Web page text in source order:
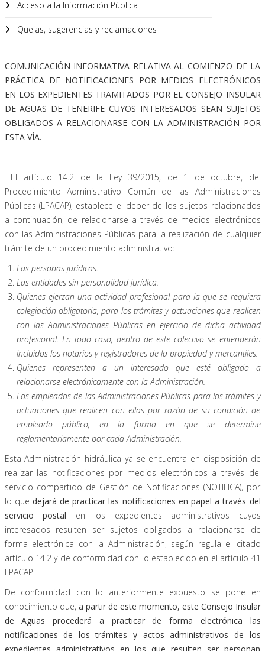
Acceso a la Información Pública
Quejas, sugerencias y reclamaciones
COMUNICACIÓN INFORMATIVA RELATIVA AL COMIENZO DE LA
PRÁCTICA DE NOTIFICACIONES POR MEDIOS ELECTRÓNICOS
EN LOS EXPEDIENTES TRAMITADOS POR EL CONSEJO INSULAR
DE AGUAS DE TENERIFE CUYOS INTERESADOS SEAN SUJETOS
OBLIGADOS A RELACIONARSE CON LA ADMINISTRACIÓN POR
ESTA VÍA.
El artículo 14.2 de la Ley 39/2015, de 1 de octubre, del
Procedimiento Administrativo Común de las Administraciones
Públicas (LPACAP), establece el deber de los sujetos relacionados
a continuación, de relacionarse a través de medios electrónicos
con las Administraciones Públicas para la realización de cualquier
trámite de un procedimiento administrativo:
Las personas jurídicas.
Las entidades sin personalidad jurídica.
Quienes ejerzan una actividad profesional para la que se requiera
colegiación obligatoria, para los trámites y actuaciones que realicen
con las Administraciones Públicas en ejercicio de dicha actividad
profesional. En todo caso, dentro de este colectivo se entenderán
incluidos los notarios y registradores de la propiedad y mercantiles.
Quienes representen a un interesado que esté obligado a
relacionarse electrónicamente con la Administración.
Los empleados de las Administraciones Públicas para los trámites y
actuaciones que realicen con ellas por razón de su condición de
empleado público, en la forma en que se determine
reglamentariamente por cada Administración.
Esta Administración hidráulica ya se encuentra en disposición de
realizar las notificaciones por medios electrónicos a través del
servicio compartido de Gestión de Notificaciones (NOTIFICA), por
lo que dejará de practicar las notificaciones en papel a través del
servicio postal en los expedientes administrativos cuyos
interesados resulten ser sujetos obligados a relacionarse de
forma electrónica con la Administración, según regula el citado
artículo 14.2 y de conformidad con lo establecido en el artículo 41
LPACAP.
De conformidad con lo anteriormente expuesto se pone en
conocimiento que, a partir de este momento, este Consejo Insular
de Aguas procederá a practicar de forma electrónica las
notificaciones de los trámites y actos administrativos de los